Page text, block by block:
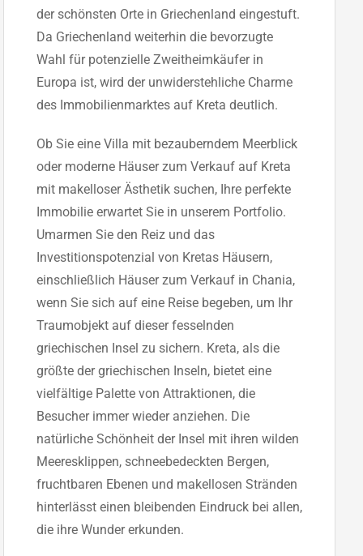
der schönsten Orte in Griechenland eingestuft.
Da Griechenland weiterhin die bevorzugte
Wahl für potenzielle Zweitheimkäufer in
Europa ist, wird der unwiderstehliche Charme
des Immobilienmarktes auf Kreta deutlich.
Ob Sie eine Villa mit bezauberndem Meerblick
oder moderne Häuser zum Verkauf auf Kreta
mit makelloser Ästhetik suchen, Ihre perfekte
Immobilie erwartet Sie in unserem Portfolio.
Umarmen Sie den Reiz und das
Investitionspotenzial von Kretas Häusern,
einschließlich Häuser zum Verkauf in Chania,
wenn Sie sich auf eine Reise begeben, um Ihr
Traumobjekt auf dieser fesselnden
griechischen Insel zu sichern. Kreta, als die
größte der griechischen Inseln, bietet eine
vielfältige Palette von Attraktionen, die
Besucher immer wieder anziehen. Die
natürliche Schönheit der Insel mit ihren wilden
Meeresklippen, schneebedeckten Bergen,
fruchtbaren Ebenen und makellosen Stränden
hinterlässt einen bleibenden Eindruck bei allen,
die ihre Wunder erkunden.